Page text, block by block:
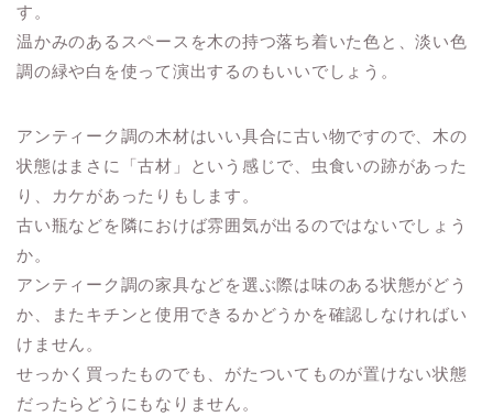
す。
温かみのあるスペースを木の持つ落ち着いた色と、淡い色
調の緑や白を使って演出するのもいいでしょう。
アンティーク調の木材はいい具合に古い物ですので、木の
状態はまさに「古材」という感じで、虫食いの跡があった
り、カケがあったりもします。
古い瓶などを隣におけば雰囲気が出るのではないでしょう
か。
アンティーク調の家具などを選ぶ際は味のある状態がどう
か、またキチンと使用できるかどうかを確認しなければい
けません。
せっかく買ったものでも、がたついてものが置けない状態
だったらどうにもなりません。